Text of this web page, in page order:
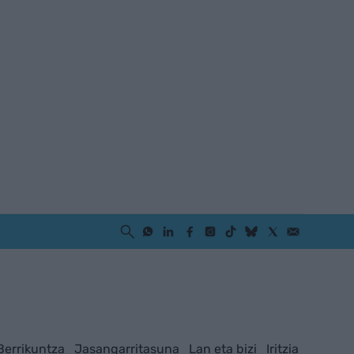
Jasangarritasuna Lan eta bizi Iritzia